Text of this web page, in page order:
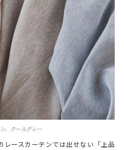
、クールグレー
レースカーテンでは出せない「上品